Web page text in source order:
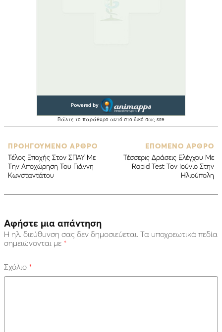
ΠΡΟΗΓΟΥΜΕΝΟ ΑΡΘΡΟ
Τέλος Εποχής Στον ΣΠΑΥ Με
Την Αποχώρηση Του Γιάννη
Κωνσταντάτου
ΕΠΟΜΕΝΟ ΑΡΘΡΟ
Τέσσερις Δράσεις Ελέγχου Με
Rapid Test Τον Ιούνιο Στην
Ηλιούπολη
Αφήστε μια απάντηση
Η ηλ. διεύθυνση σας δεν δημοσιεύεται. Τα υποχρεωτικά πεδία
σημειώνονται με *
Σχόλιο *